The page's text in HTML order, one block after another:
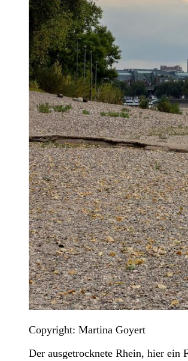
Copyright: Martina Goyert
Der ausgetrocknete Rhein, hier ein